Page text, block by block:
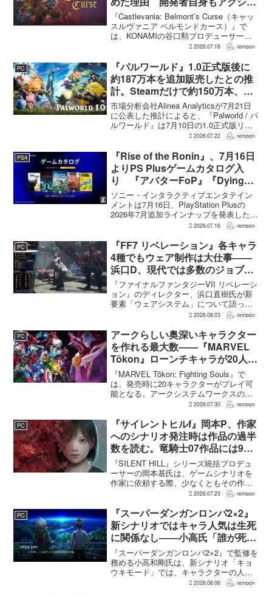
ンのつらさを実感
『Castlevania: Belmont’s Curse（キャッ
スルヴァニア ベルモンドカース）』で
は、KONAMIの谷口勲プロデューサー
が、レベルアップを含むRPG的システム
何度も挑戦すれば先へ進める...
2026.07.18 remoon
PC
『パルワールド』1.0正式版後に
約187万本を追加販売したとの推
計。Steamだけで約150万本、累
計3050万本規模
市場分析会社Alinea Analyticsが7月21日
に公表した推計によると、『Palworld / パ
ルワールド』は7月10日の1.0正式版リリ
ース後、Steamで約150万本、PS5で約30
各プ...
2026.07.22 remoon
PS4
『Rise of the Ronin』、7月16日
よりPS Plusゲームカタログ入
り 『アバターFoP』『Dying
Light』なども順次配信
ソニー・インタラクティブエンタテイン
メントは7月16日、PlayStation Plusの
2026年7月追加ラインナップを発表した。
幕末の日本を舞台とするTeam NINJAのオ
the Ron...
2026.07.16 remoon
PC
『FF7 リベレーション』各キャラ
4種でもウェア制作は大仕事――
浜口D、現代では多数のジョブを
1作に盛り込むのは極めて困難と
説明
『ファイナルファンタジーVII リベレーシ
ョン』のディレクター、浜口直樹氏が新
要素「ウェアシステム」について語っ
た。本作では8人のパーティキャラクター
が、キャラクター数が多いため、作業量
はかなりのものにな...
2026.08.03 remoon
PC
アークらしい奥深いキャラクター
を作れる最大数――『MARVEL
Tōkon』ローンチキャラが20人に
なった理由
『MARVEL Tōkon: Fighting Souls』で
は、発売時に20キャラクターがプレイ可
能となる。アークシステムワークスの山
中丈嗣プロデューサーは、この人数につ
果だと説明。そのうえで、同社らし...
2026.07.30 remoon
PC
『サイレントヒルf』岡本P、作家
へのシナリオ発注時は作品の過半
数を読む。竜騎士07作品には9割
以上目を通す
『SILENT HILL』シリーズ統括プロデュ
ーサーの岡本基氏は、ゲームシナリオを
作家に依頼する際、少なくともその作家
の作品の過半数に目を通すという。作家
たうえで物語を任せるためだ。電ファミ
ニコゲーマーが...
2026.07.23 remoon
PC
『スーパーダンガンロンパ2×2』
新シナリオではキャラ人気は生死
に関係なし――小高氏「誰が死ん
でもヘイトメールは送らないで」
『スーパーダンガンロンパ2×2』で監修を
務める小高和剛氏は、新シナリオ「キョ
ウキモード」では、キャラクターの人気
にかかわらず退場させるとRPG Siteのイ
2026.08.06 remoon